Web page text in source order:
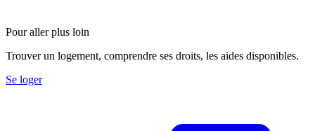
Pour aller plus loin
Trouver un logement, comprendre ses droits, les aides disponibles.
Se loger